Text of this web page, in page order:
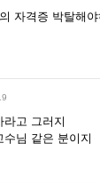
자격증 박탈해
라고 그러지
님 같은 분이지